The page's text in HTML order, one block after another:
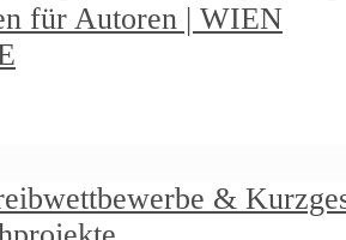
für Autoren | WIEN
&